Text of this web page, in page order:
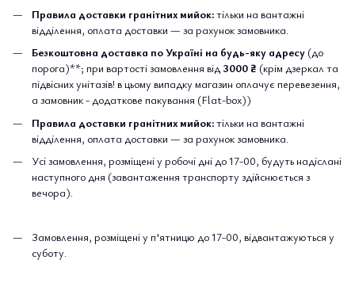
Правила доставки гранітних мийок:тільки на вантажні
відділення, оплата доставки — за рахунок замовника.
Безкоштовна доставка по Україні на будь-яку адресу (до
порога)**; при вартості замовлення від3000 ₴ (крім дзеркал та
підвісних унітазів! в цьому випадку магазин оплачує перевезення,
а замовник - додаткове пакування (Flat-box))
Правила доставки гранітних мийок:тільки на вантажні
відділення, оплата доставки — за рахунок замовника.
Усі замовлення, розміщені у робочі дні до 17-00, будуть надіслані
наступного дня (завантаження транспорту здійснюється з
вечора).
Замовлення, розміщені у п'ятницю до 17-00, відвантажуються у
суботу.